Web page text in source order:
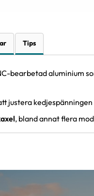
Tips
bearbetad aluminium
justera
, bland annat flera